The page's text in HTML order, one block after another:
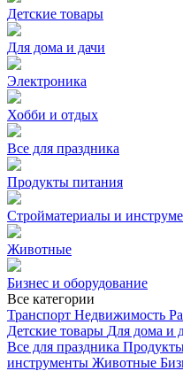
Детские товары
Для дома и дачи
Электроника
Хобби и отдых
Все для праздника
Продукты питания
Стройматериалы и
Животные
Бизнес и оборудование
Все категории
Транспорт Недвижимость
Детские товары Для дома и
Все для праздника
инструменты Животные